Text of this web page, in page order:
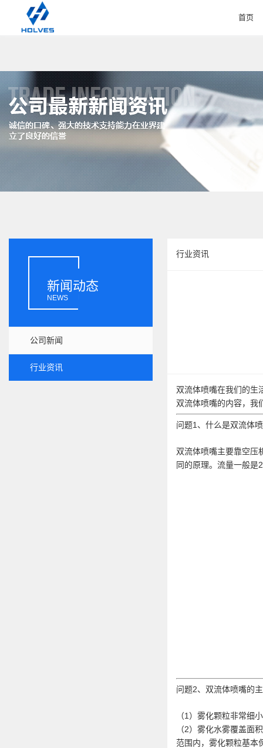
首页
新闻动态
NEWS
公司新闻
行业资讯
行业资讯
双流体喷嘴在我们的生
双流体喷嘴的内容，我
问题1、什么是双流体
双流体喷嘴主要靠空压
同的原理。 流量一般是
问题2、双流体喷嘴的
（1） 雾化颗粒非常细
（2）雾化水雾覆盖面
范围内，雾化颗粒基本